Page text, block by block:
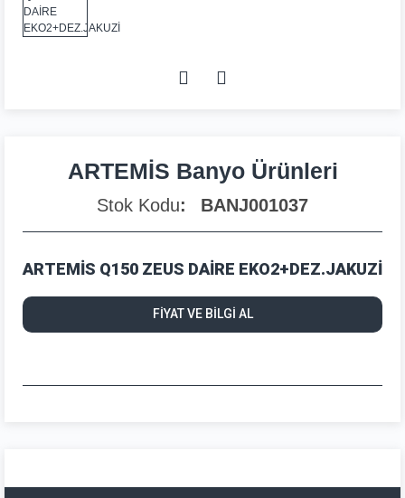
ARTEMİS Banyo Ürünleri
Stok Kodu BANJ001037
ARTEMİS Q150 ZEUS DAİRE EKO2+DEZ.JAKUZİ
FİYAT VE BİLGİ AL